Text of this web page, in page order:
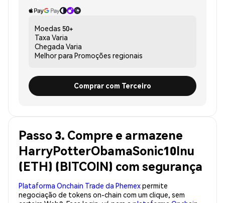
Moedas 50+
Taxa Varia
Chegada Varia
Melhor para Promoções regionais
Comprar com Terceiro
Passo 3. Compre e armazene
HarryPotterObamaSonic10Inu
(ETH) (BITCOIN) com segurança
Plataforma Onchain Trade da Phemexpermite
negociação de tokens on-chain com um clique, sem